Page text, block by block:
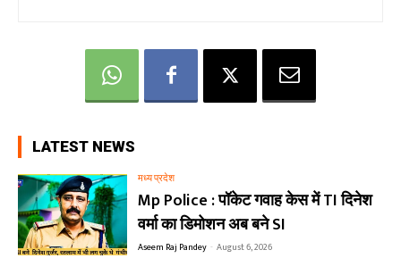
LATEST NEWS
मध्य प्रदेश
Mp Police : पॉकेट गवाह केस में TI दिनेश
वर्मा का डिमोशन अब बने SI
Aseem Raj Pandey - August 6, 2026